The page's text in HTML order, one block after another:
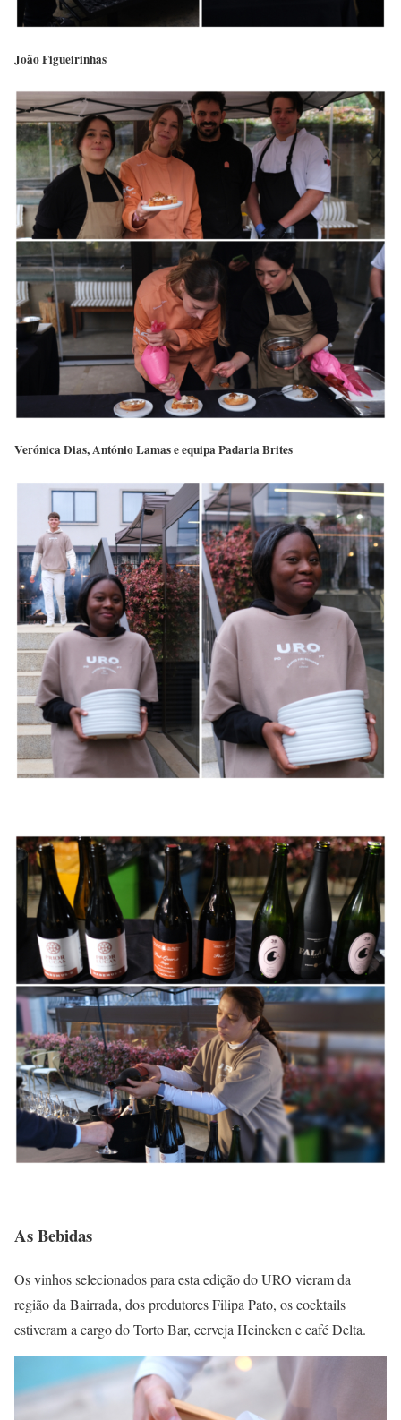
João Figueirinhas
Verónica Dias, António Lamas e equipa Padaria Brites
As Bebidas
Os vinhos selecionados para esta edição do URO vieram da
região da Bairrada, dos produtores Filipa Pato, os cocktails
estiveram a cargo do Torto Bar, cerveja Heineken e café Delta.